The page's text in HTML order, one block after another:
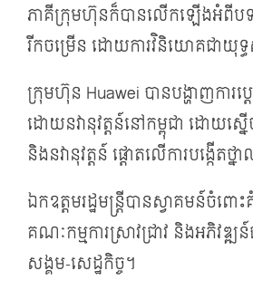
ភាគីក្រុមហ៊ុនក៏បានលើកឡើងអំពីបទពិ
រីកចម្រើន ដោយការវិនិយោគជាយុទ្
ក្រុមហ៊ុន Huawei បានបង្ហាញការប្ត
ដោយនវានុវត្តន៍នៅកម្ពុជា ដោយស្
និងនវានុវត្តន៍ ផ្តោតលើការបង្កើត
ឯកឧត្តមរដ្ឋមន្ត្រីបានស្វាគមន៍ចំពោ
គណៈកម្មការស្រាវជ្រាវ និងអភិវឌ្
សង្គម-សេដ្ឋកិច្ច។